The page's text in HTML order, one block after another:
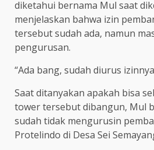
diketahui bernama Mul saat
menjelaskan bahwa izin
tersebut sudah ada, namun
pengurusan.
“Ada bang, sudah diurus
Saat ditanyakan apakah bisa
tower tersebut dibangun, Mul
sudah tidak mengurusin
Protelindo di Desa Sei